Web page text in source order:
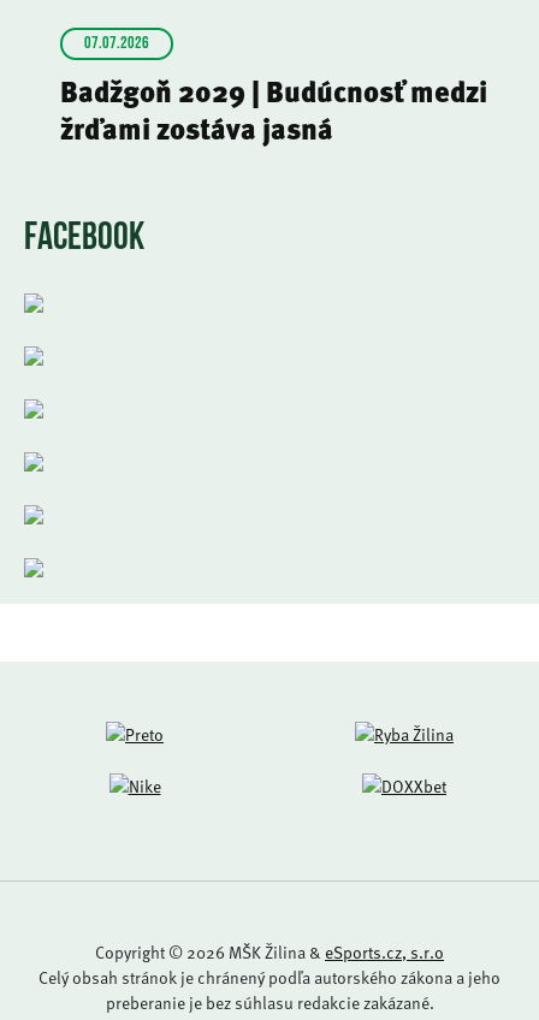
07.07.2026
Badžgoň 2029 | Budúcnosť medzi
žrďami zostáva jasná
FACEBOOK
Copyright © 2026 MŠK Žilina & eSports.cz, s.r.o
Celý obsah stránok je chránený podľa autorského zákona a jeho
preberanie je bez súhlasu redakcie zakázané.